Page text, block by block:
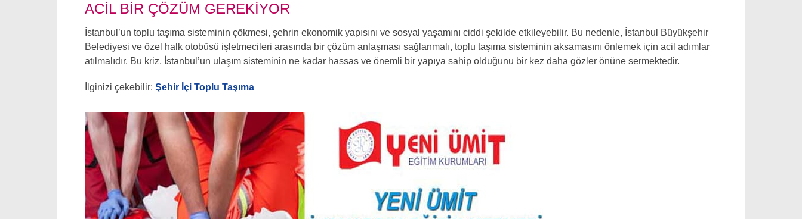
ACIL BIR ÇÖZÜM GEREKIYOR
İstanbul’un toplu taşıma sisteminin çökmesi, şehrin ekonomik yapısını ve sosyal yaşamını ciddi şekilde etkileyebilir. Bu nedenle, İstanbul Büyükşehir
Belediyesi ve özel halk otobüsü işletmecileri arasında bir çözüm anlaşması sağlanmalı, toplu taşıma sisteminin aksamasını önlemek için acil adımlar
atılmalıdır. Bu kriz, İstanbul’un ulaşım sisteminin ne kadar hassas ve önemli bir yapıya sahip olduğunu bir kez daha gözler önüne sermektedir.
İlginizi çekebilir:Şehir İçi Toplu Taşıma